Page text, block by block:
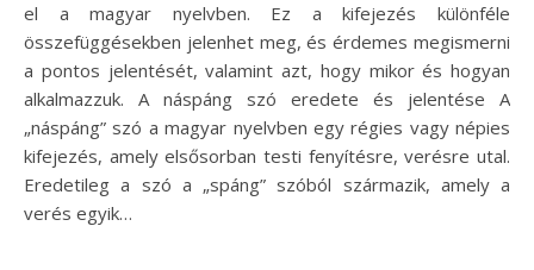
el a magyar nyelvben. Ez a kifejezés különféle
összefüggésekben jelenhet meg, és érdemes megismerni
a pontos jelentését, valamint azt, hogy mikor és hogyan
alkalmazzuk. A náspáng szó eredete és jelentése A
„náspáng” szó a magyar nyelvben egy régies vagy népies
kifejezés, amely elsősorban testi fenyítésre, verésre utal.
Eredetileg a szó a „spáng” szóból származik, amely a
verés egyik…